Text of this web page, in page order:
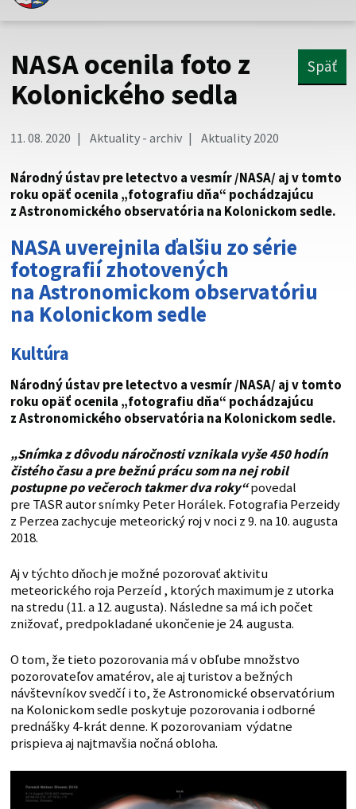
Toto je oficiálna webová stránka Prešovského
Táto stránka je zabezpečená
cez zabezpečenú webovú stránku. Zabezpečená stránka
vždy začína https:// pred názvom domény webového sídla.
NASA ocenila foto z
Kolonického sedla
Späť
11. 08. 2020 Aktuality - archiv Aktuality 2020
Národný ústav pre letectvo a vesmír /NASA/ aj v tomto
roku opäť ocenila „fotografiu dňa“ pochádzajúcu
z Astronomického observatória na Kolonickom sedle.
NASA uverejnila ďalšiu zo série
fotografií zhotovených
na Astronomickom observatóriu
na Kolonickom sedle
Kultúra
Národný ústav pre letectvo a vesmír /NASA/ aj v tomto
roku opäť ocenila „fotografiu dňa“ pochádzajúcu
z Astronomického observatória na Kolonickom sedle.
„Snímka z dôvodu náročnosti vznikala vyše 450 hodín
čistého času a pre bežnú prácu som na nej robil
postupne po večeroch takmer dva roky“povedal
pre TASR autor snímky Peter Horálek. Fotografia Perzeidy
z Perzea zachycuje meteorický roj v noci z 9. na 10. augusta
2018.
Aj v týchto dňoch je možné pozorovať aktivitu
meteorického roja Perzeíd , ktorých maximum je z utorka
na stredu (11. a 12. augusta). Následne sa má ich počet
znižovať, predpokladané ukončenie je 24. augusta.
O tom, že tieto pozorovania má v obľube množstvo
pozorovateľov amatérov, ale aj turistov a bežných
návštevníkov svedčí i to, že Astronomické observatórium
na Kolonickom sedle poskytuje pozorovania i odborné
prednášky 4-krát denne. K pozorovaniam výdatne
prispieva aj najtmavšia nočná obloha.